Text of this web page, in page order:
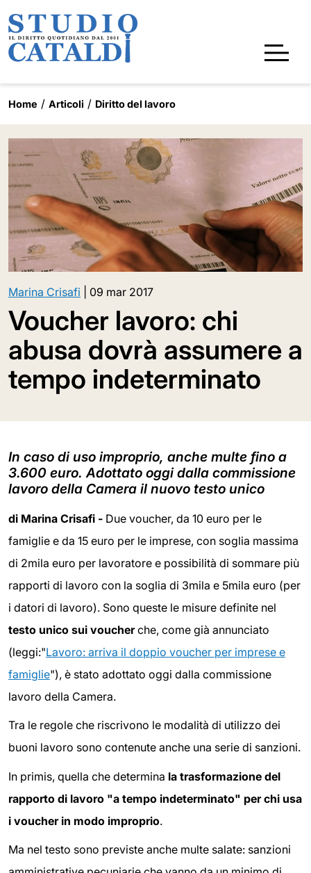
Home Articoli Diritto del lavoro
Marina Crisafi 09 mar 2017
Voucher lavoro: chi
abusa dovrà assumere a
tempo indeterminato
In caso di uso improprio, anche multe fino a
3.600 euro. Adottato oggi dalla commissione
lavoro della Camera il nuovo testo unico
di Marina Crisafi - Due voucher, da 10 euro per le
famiglie e da 15 euro per le imprese, con soglia massima
di 2mila euro per lavoratore e possibilità di sommare più
rapporti di lavoro con la soglia di 3mila e 5mila euro (per
i datori di lavoro). Sono queste le misure definite nel
testo unico sui voucherche, come già annunciato
(leggi:"Lavoro: arriva il doppio voucher per imprese e
famiglie"), è stato adottato oggi dalla commissione
lavoro della Camera.
Tra le regole che riscrivono le modalità di utilizzo dei
buoni lavoro sono contenute anche una serie di sanzioni.
In primis, quella che determina la trasformazione del
rapporto di lavoro "a tempo indeterminato" per chi usa
i voucher in modo improprio.
Ma nel testo sono previste anche multe salate: sanzioni